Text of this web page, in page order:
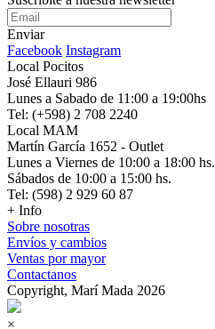
Enviar
Facebook Instagram
Local Pocitos
José Ellauri 986
Lunes a Sabado de 11:00 a 19:00hs
Tel: (+598) 2 708 2240
Local MAM
Martín García 1652 - Outlet
Lunes a Viernes de 10:00 a 18:00 hs.
Sábados de 10:00 a 15:00 hs.
Tel: (598) 2 929 60 87
+ Info
Sobre nosotras
Envíos y cambios
Ventas por mayor
Contactanos
Copyright, Marí Mada 2026
×